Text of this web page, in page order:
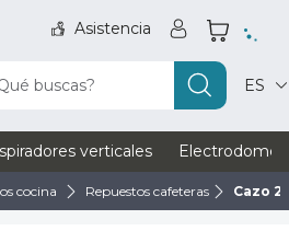
Asistencia
buscas? ES
verticales
cocina Repuestos cafeteras Cazo 2